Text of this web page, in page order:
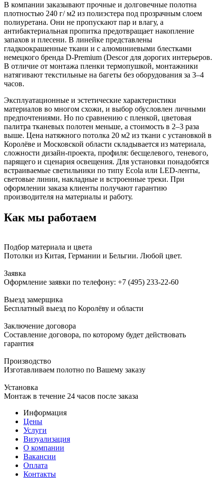
В компании заказывают прочные и долговечные полотна
плотностью 240 г/ м2 из полиэстера под прозрачным слоем
полиуретана. Они не пропускают пар и влагу, а
антибактериальная пропитка предотвращает накопление
запахов и плесени. В линейке представлены
гладкоокрашенные ткани и с алюминиевыми блестками
немецкого бренда D-Premium (Descor для дорогих интерьеров.
В отличие от монтажа пленки термопушкой, монтажники
натягивают текстильные на багеты без оборудования за 3–4
часов.
Эксплуатационные и эстетические характеристики
материалов во многом схожи, и выбор обусловлен личными
предпочтениями. Но по сравнению с пленкой, цветовая
палитра тканевых полотен меньше, а стоимость в 2–3 раза
выше. Цена натяжного потолка 20 м2 из ткани с установкой в
Королёве и Московской области складывается из материала,
сложности дизайн-проекта, профиля: бесщелевого, теневого,
парящего и сценария освещения. Для установки понадобятся
встраиваемые светильники по типу Ecola или LED-ленты,
световые линии, накладные и встроенные треки. При
оформлении заказа клиенты получают гарантию
производителя на материалы и работу.
Как мы работаем
Подбор материала и цвета
Потолки из Китая, Германии и Бельгии. Любой цвет.
Заявка
Оформление заявки по телефону: +7 (495) 233-22-60
Выезд замерщика
Бесплатный выезд по Королёву и области
Заключение договора
Составление договора, по которому будет действовать
гарантия
Производство
Изготавливаем полотно по Вашему заказу
Установка
Монтаж в течение 24 часов после заказа
Информация
Цены
Услуги
Визуализация
О компании
Вакансии
Оплата
Контакты